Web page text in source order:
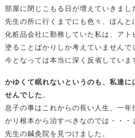
部屋に閉じこもる日が増えていきまし
先生の所に行くまでにも色々、ほんと
化粧品会社に勤務していた私は、アト
塗ることばかりしか考えていませんで
今となっては本当に深く反省していま
かゆくて眠れないというのも、私達に
せんでした 。
息子の事はこれからの長い人生、一年
かり根本から治すべきなのでは・・・
先生の鍼灸院を見つけました。